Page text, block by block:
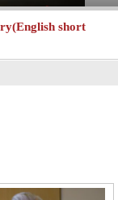
short